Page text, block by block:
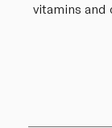
vitamins and